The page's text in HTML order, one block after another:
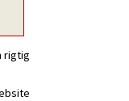
rigtig